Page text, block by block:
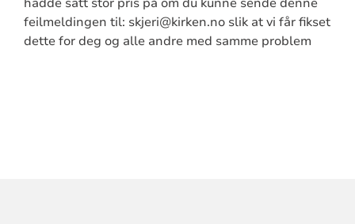
feilmeldingen til: skjeri@kirken.no slik at vi får fikset
dette for deg og alle andre med samme problem